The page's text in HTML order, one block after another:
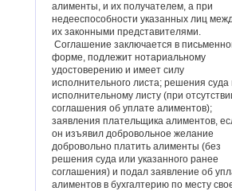
алименты, и их получателем, а при
недееспособности указанных лиц
их законными представителями.
Соглашение заключается в
форме, подлежит нотариальному
удостоверению и имеет силу
исполнительного листа; решения суда
исполнительному листу (при
соглашения об уплате алиментов);
заявления плательщика алиментов,
он изъявил добровольное желание
добровольно платить алименты (без
решения суда или указанного ранее
соглашения) и подал заявление об
алиментов в бухгалтерию по месту